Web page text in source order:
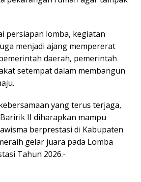
persiapan lomba, kegiatan
menjadi ajang mempererat
daerah, pemerintah
setempat dalam membangun
yang terus terjaga,
II diharapkan mampu
berprestasi di Kabupaten
gelar juara pada Lomba
Tahun 2026.-